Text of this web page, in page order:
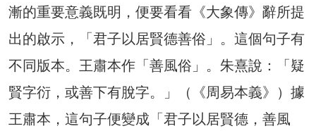
漸的重要意義既明，便要看看《大象傳》辭所提
出的啟示，「君子以居賢德善俗」。這個句子有
不同版本。王肅本作「善風俗」。朱熹說：「疑
賢字衍，或善下有脫字。」（《周易本義》）據
王肅本，這句子便變成「君子以居賢德，善風